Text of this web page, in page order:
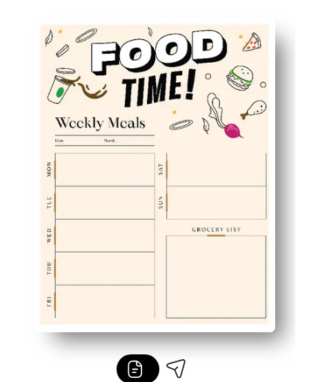
Σχεδιασμός Print-and-Go - μπορείτε να
Ενσωματωμένη λίστα παντοπωλείων - σημειώστε
Λιγότερο άγχος - δείτε την εβδομάδα σας με μια
Μειώστε τα απόβλητα και εξοικονομήστε χρόνο -